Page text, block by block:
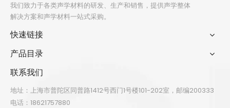
我们致力于各类声学材料的研发、生产和销售，提供声学整体
解决方案和声学材料一站式采购。
快速链接
产品目录
联系我们
地址：上海市普陀区同普路1412号西门1号楼101-202室，邮编200333
电话：18621757880